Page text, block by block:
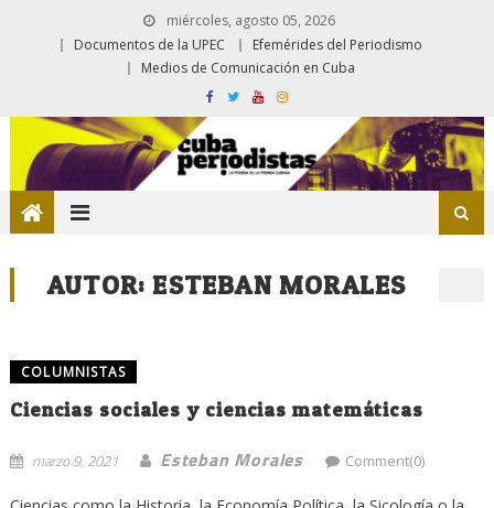
miércoles, agosto 05, 2026
Documentos de la UPEC
Efemérides del Periodismo
Medios de Comunicación en Cuba
AUTOR:ESTEBAN MORALES
COLUMNISTAS
Ciencias sociales y ciencias matemáticas
marzo 9, 2021 Esteban Morales Comment(0)